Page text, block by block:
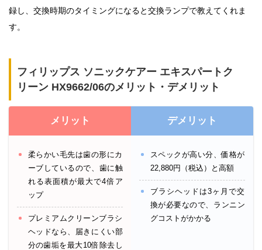
録し、交換時期のタイミングになると交換ランプで教えてくれま
す。
フィリップス ソニックケアー エキスパートク
リーン HX9662/06のメリット・デメリット
メリット
柔らかい毛先は歯の形にカ
ーブしているので、歯に触
れる表面積が最大で4倍ア
ップ
プレミアムクリーンブラシ
ヘッドなら、届きにくい部
分の歯垢を最大10倍除去し
デメリット
スペックが高い分、価格が
22,880円（税込）と高額
ブラシヘッドは3ヶ月で交
換が必要なので、ランニン
グコストがかかる